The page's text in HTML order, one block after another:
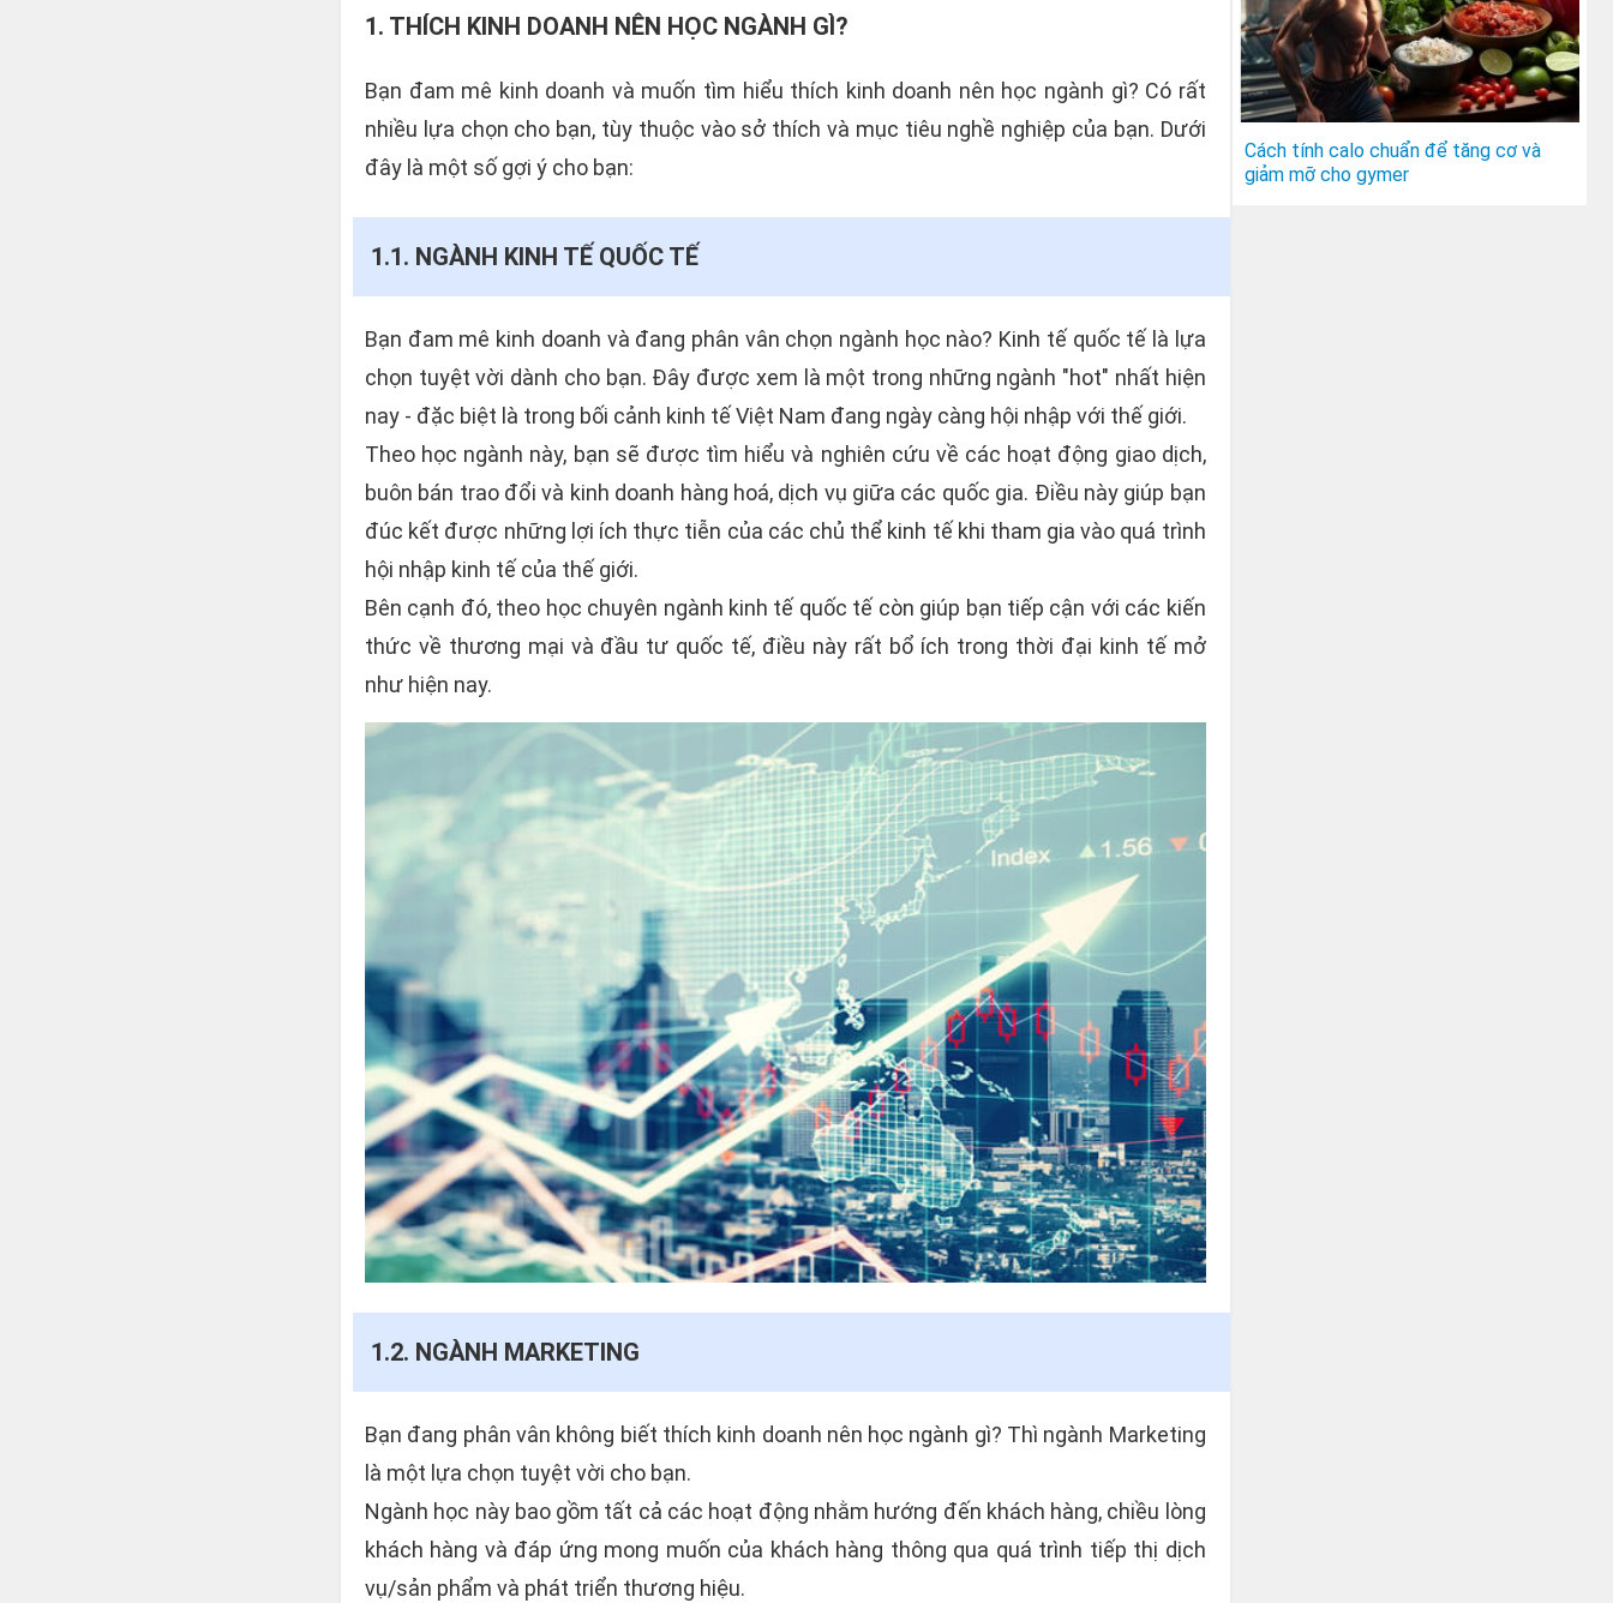
1. THÍCH KINH DOANH NÊN HỌC NGÀNH GÌ?
Bạn đam mê kinh doanh và muốn tìm hiểu thích kinh doanh nên học ngành gì? Có rất
nhiều lựa chọn cho bạn, tùy thuộc vào sở thích và mục tiêu nghề nghiệp của bạn. Dưới
đây là một số gợi ý cho bạn:
1.1. NGÀNH KINH TẾ QUỐC TẾ
Bạn đam mê kinh doanh và đang phân vân chọn ngành học nào? Kinh tế quốc tế là lựa
chọn tuyệt vời dành cho bạn. Đây được xem là một trong những ngành "hot" nhất hiện
nay - đặc biệt là trong bối cảnh kinh tế Việt Nam đang ngày càng hội nhập với thế giới.
Theo học ngành này, bạn sẽ được tìm hiểu và nghiên cứu về các hoạt động giao dịch,
buôn bán trao đổi và kinh doanh hàng hoá, dịch vụ giữa các quốc gia. Điều này giúp bạn
đúc kết được những lợi ích thực tiễn của các chủ thể kinh tế khi tham gia vào quá trình
hội nhập kinh tế của thế giới.
Bên cạnh đó, theo học chuyên ngành kinh tế quốc tế còn giúp bạn tiếp cận với các kiến
thức về thương mại và đầu tư quốc tế, điều này rất bổ ích trong thời đại kinh tế mở
như hiện nay.
1.2. NGÀNH MARKETING
Bạn đang phân vân không biết thích kinh doanh nên học ngành gì? Thì ngành Marketing
là một lựa chọn tuyệt vời cho bạn.
Ngành học này bao gồm tất cả các hoạt động nhằm hướng đến khách hàng, chiều lòng
khách hàng và đáp ứng mong muốn của khách hàng thông qua quá trình tiếp thị dịch
vụ/sản phẩm và phát triển thương hiệu.
Cách tính calo chuẩn để tăng cơ và
giảm mỡ cho gymer